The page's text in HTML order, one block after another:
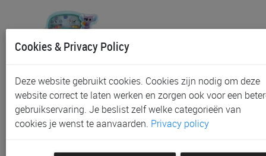
Stuurtje Vtech Toeter En
Draai Stuurtje
Voertuig Little Dutch
Pullback Racewagens M…
Cookies & Privacy Policy
Deze website gebruikt cookies. Cookies zijn nodig om deze
website correct te laten werken en zorgen ook voor een
gebruikservaring. Je beslist zelf welke categorieën van
cookies je wenst te aanvaarden. Privacy policy